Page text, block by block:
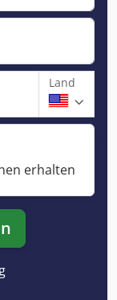
Land
erhalten